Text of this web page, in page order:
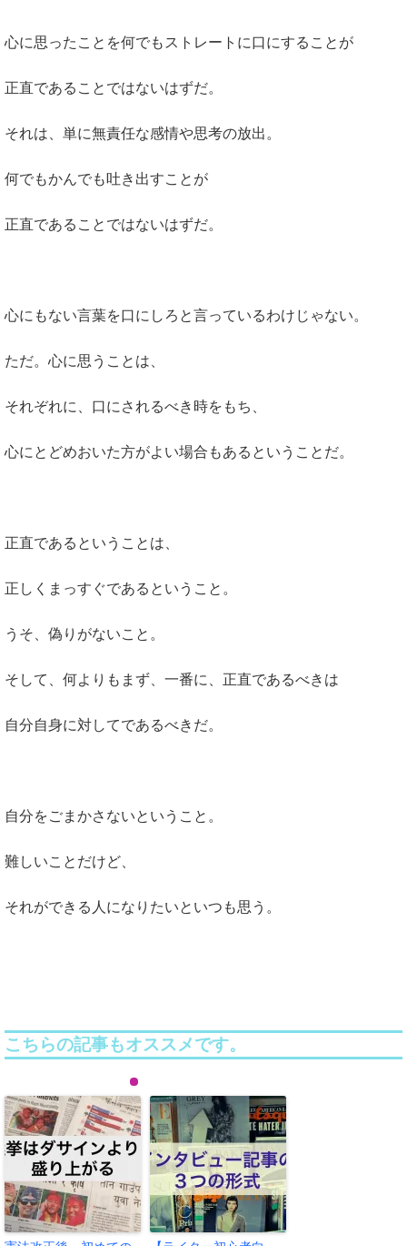
心に思ったことを何でもストレートに口にすることが
正直であることではないはずだ。
それは、単に無責任な感情や思考の放出。
何でもかんでも吐き出すことが
正直であることではないはずだ。
心にもない言葉を口にしろと言っているわけじゃない。
ただ。心に思うことは、
それぞれに、口にされるべき時をもち、
心にとどめおいた方がよい場合もあるということだ。
正直であるということは、
正しくまっすぐであるということ。
うそ、偽りがないこと。
そして、何よりもまず、一番に、正直であるべきは
自分自身に対してであるべきだ。
自分をごまかさないということ。
難しいことだけど、
それができる人になりたいといつも思う。
こちらの記事もオススメです。